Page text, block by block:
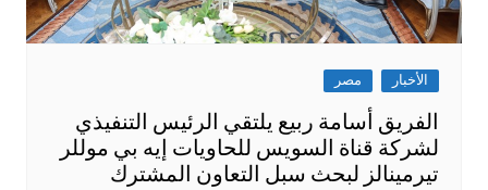
الأخبار مصر
الفريق أسامة ربيع يلتقي الرئيس التنفيذي
لشركة قناة السويس للحاويات إيه بي موللر
تيرمينالز لبحث سبل التعاون المشترك